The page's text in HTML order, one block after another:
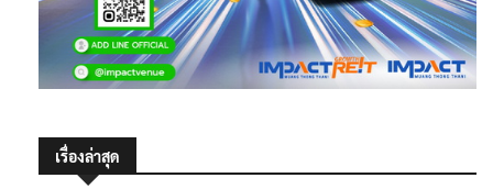
เรื่องล่าสุด